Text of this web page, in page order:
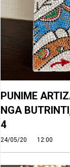
PUNIME
NGA
4
24/05/20 12:00